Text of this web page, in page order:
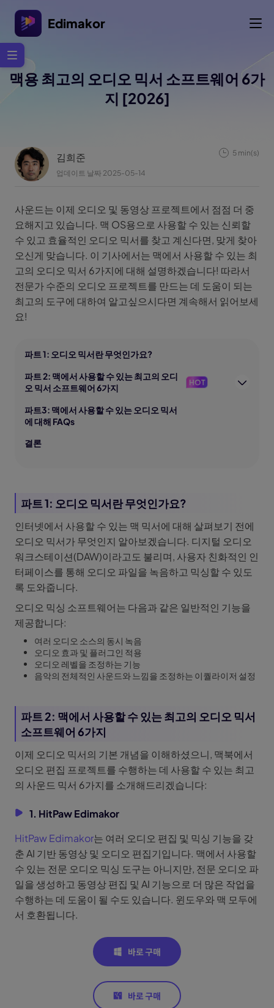
Edimakor
맥용 최고의 오디오 믹서 소프트웨어 6가
지 [2026]
김희준
업데이트 날짜 2025-05-14
5 min(s)
사운드는 이제 오디오 및 동영상 프로젝트에서 점점 더 중
요해지고 있습니다. 맥 OS용으로 사용할 수 있는 신뢰할
수 있고 효율적인 오디오 믹서를 찾고 계신다면, 맞게 찾아
오신게 맞습니다. 이 기사에서는 맥에서 사용할 수 있는 최
고의 오디오 믹서 6가지에 대해 설명하겠습니다! 따라서
전문가 수준의 오디오 프로젝트를 만드는 데 도움이 되는
최고의 도구에 대하여 알고싶으시다면 계속해서 읽어보세
요!
파트 1: 오디오 믹서란 무엇인가요?
파트 2: 맥에서 사용할 수 있는 최고의 오디
오 믹서 소프트웨어 6가지
HOT
파트3: 맥에서 사용할 수 있는 오디오 믹서
에 대해 FAQs
결론
파트 1: 오디오 믹서란 무엇인가요?
인터넷에서 사용할 수 있는 맥 믹서에 대해 살펴보기 전에
오디오 믹서가 무엇인지 알아보겠습니다. 디지털 오디오
워크스테이션(DAW)이라고도 불리며, 사용자 친화적인 인
터페이스를 통해 오디오 파일을 녹음하고 믹싱할 수 있도
록 도와줍니다.
오디오 믹싱 소프트웨어는 다음과 같은 일반적인 기능을
제공합니다:
여러 오디오 소스의 동시 녹음
오디오 효과 및 플러그인 적용
오디오 레벨을 조정하는 기능
음악의 전체적인 사운드와 느낌을 조정하는 이퀄라이저 설정
파트 2: 맥에서 사용할 수 있는 최고의 오디오 믹서
소프트웨어 6가지
이제 오디오 믹서의 기본 개념을 이해하셨으니, 맥북에서
오디오 편집 프로젝트를 수행하는 데 사용할 수 있는 최고
의 사운드 믹서 6가지를 소개해드리겠습니다:
1. HitPaw Edimakor
HitPaw Edimakor는 여러 오디오 편집 및 믹싱 기능을 갖
춘 AI 기반 동영상 및 오디오 편집기입니다. 맥에서 사용할
수 있는 전문 오디오 믹싱 도구는 아니지만, 전문 오디오 파
일을 생성하고 동영상 편집 및 AI 기능으로 더 많은 작업을
수행하는 데 도움이 될 수도 있습니다. 윈도우와 맥 모두에
서 호환됩니다.